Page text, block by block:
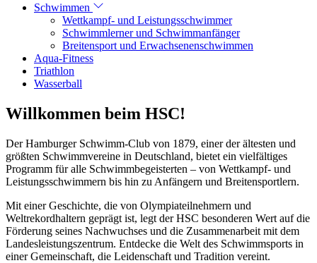
Schwimmen
Wettkampf- und Leistungsschwimmer
Schwimmlerner und Schwimmanfänger
Breitensport und Erwachsenenschwimmen
Aqua-Fitness
Triathlon
Wasserball
Willkommen beim HSC!
Der Hamburger Schwimm-Club von 1879, einer der ältesten und
größten Schwimmvereine in Deutschland, bietet ein vielfältiges
Programm für alle Schwimmbegeisterten – von Wettkampf- und
Leistungsschwimmern bis hin zu Anfängern und Breitensportlern.
Mit einer Geschichte, die von Olympiateilnehmern und
Weltrekordhaltern geprägt ist, legt der HSC besonderen Wert auf die
Förderung seines Nachwuchses und die Zusammenarbeit mit dem
Landesleistungszentrum. Entdecke die Welt des Schwimmsports in
einer Gemeinschaft, die Leidenschaft und Tradition vereint.